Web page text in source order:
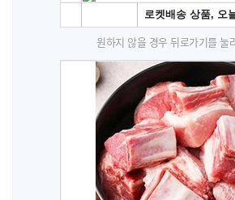
원하지 않을 경우 뒤로가기를 눌